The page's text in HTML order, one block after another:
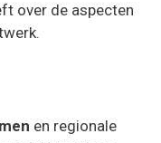
over de aspecten
en regionale